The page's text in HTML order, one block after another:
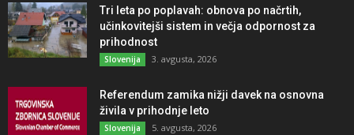
Tri leta po poplavah: obnova po načrtih,
učinkovitejši sistem in večja odpornost za
prihodnost
Slovenija 3. avgusta, 2026
Referendum zamika nižji davek na osnovna
živila v prihodnje leto
Slovenija 5. avgusta, 2026